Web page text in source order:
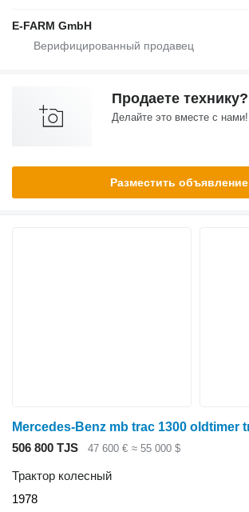
E-FARM GmbH
Продаете технику?
Делайте это вместе с нами!
Разместить объявление
506 800 TJS 47 600 € ≈ 55 000 $
Трактор колесный
1978